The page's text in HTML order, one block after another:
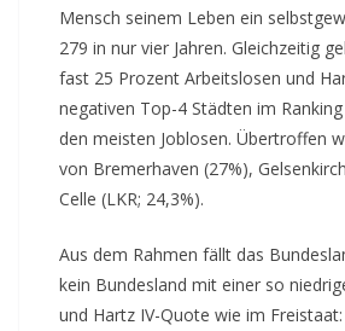
Mensch seinem Leben ein
279 in nur vier Jahren. Gleichzeitig
fast 25 Prozent Arbeitslosen und
negativen Top-4 Städten im
den meisten Joblosen. Übertroffen
von Bremerhaven (27%),
Celle (LKR; 24,3%).
Aus dem Rahmen fällt das
kein Bundesland mit einer so
und Hartz IV-Quote wie im